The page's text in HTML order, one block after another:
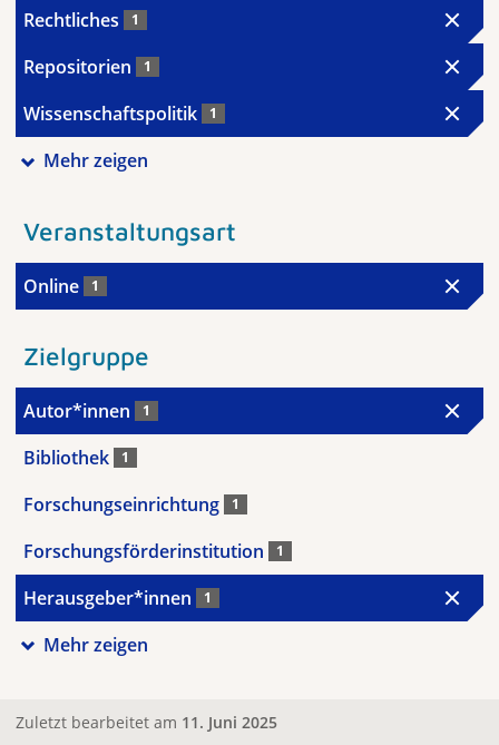
Rechtliches 1
Repositorien 1
Wissenschaftspolitik 1
Mehr zeigen
Veranstaltungsart
Online 1
Zielgruppe
Autor*innen 1
Bibliothek 1
Forschungseinrichtung 1
Forschungsförderinstitution 1
Herausgeber*innen 1
Mehr zeigen
Zuletzt bearbeitet am 11. Juni 2025